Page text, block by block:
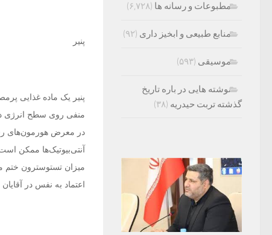
پنیر
پنیر یک ماده غذایی
منفی روی سطح انرژی
در معرض هورمون‌های
آنتی‌بیوتیک‌ها ممکن
میزان تستوسترون ختم
اعتماد به نفس در آقایان
مطبوعات و رسانه ها (۶,۷۲۸)
منابع طبیعی و ابخیز داری (۹۲)
موسیقی (۵۹۳)
نوشته هایی در باره تاریخ
گذشته تربت حیدریه (۳۸)